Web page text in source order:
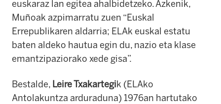
euskaraz lan egitea ahalbidetzeko. Azkenik,
Muñoak azpimarratu zuen “Euskal
Errepublikaren aldarria; ELAk euskal estatu
baten aldeko hautua egin du, nazio eta klase
emantzipaziorako xede gisa”.
Bestalde, Leire Txakartegik (ELAko
Antolakuntza arduraduna) 1976an hartutako